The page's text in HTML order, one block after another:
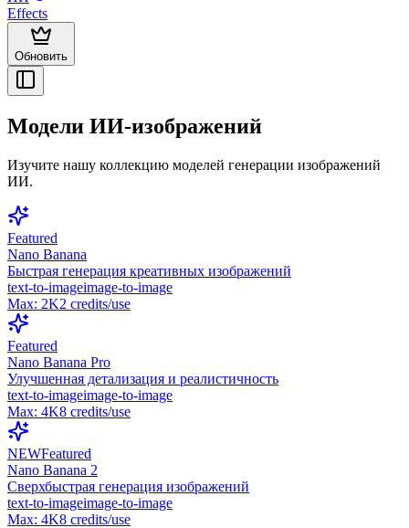
Effects
Обновить
Модели ИИ-изображений
Изучите нашу коллекцию моделей генерации изображений
ИИ.
Featured
Nano Banana
Быстрая генерация креативных изображений
text-to-imageimage-to-image
Max: 2K2 credits/use
Featured
Nano Banana Pro
Улучшенная детализация и реалистичность
text-to-imageimage-to-image
Max: 4K8 credits/use
NEWFeatured
Nano Banana 2
Сверхбыстрая генерация изображений
text-to-imageimage-to-image
Max: 4K8 credits/use